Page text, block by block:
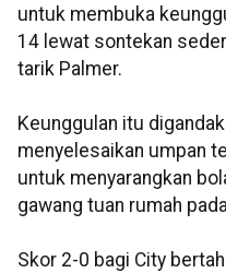
untuk membuka
14 lewat sontekan
tarik Palmer.
Keunggulan itu
menyelesaikan umpan
untuk menyarangkan
gawang tuan rumah
Skor 2-0 bagi City